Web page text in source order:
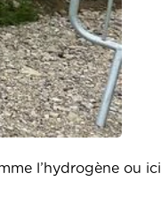
l’hydrogène ou ici